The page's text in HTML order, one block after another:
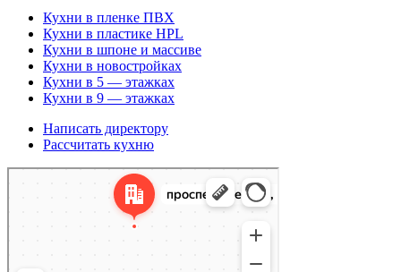
Кухни в пленке ПВХ
Кухни в пластике HPL
Кухни в шпоне и массиве
Кухни в новостройках
Кухни в 5 — этажках
Кухни в 9 — этажках
Написать директору
Рассчитать кухню